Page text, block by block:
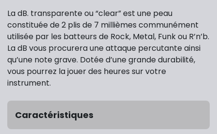
La dB. transparente ou “clear” est une peau
constituée de 2 plis de 7 millièmes communément
utilisée par les batteurs de Rock, Metal, Funk ou R’n’b.
La dB vous procurera une attaque percutante ainsi
qu’une note grave. Dotée d’une grande durabilité,
vous pourrez la jouer des heures sur votre
instrument.
Caractéristiques